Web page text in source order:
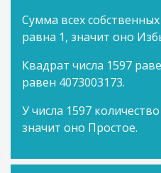
Сумма всех
равна 1, значит оно
Квадрат числа 1597
равен 4073003173.
У числа 1597
значит оно Простое.